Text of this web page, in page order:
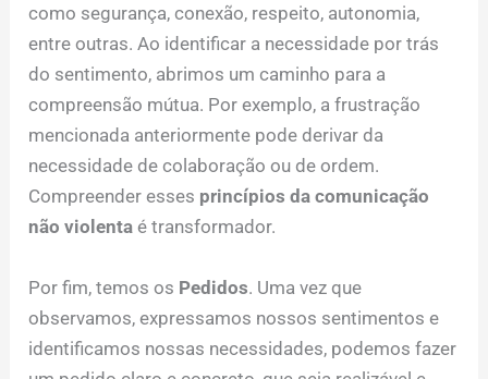
como segurança, conexão, respeito, autonomia,
entre outras. Ao identificar a necessidade por trás
do sentimento, abrimos um caminho para a
compreensão mútua. Por exemplo, a frustração
mencionada anteriormente pode derivar da
necessidade de colaboração ou de ordem.
Compreender esses princípios da comunicação
não violenta é transformador.
Por fim, temos os Pedidos. Uma vez que
observamos, expressamos nossos sentimentos e
identificamos nossas necessidades, podemos fazer